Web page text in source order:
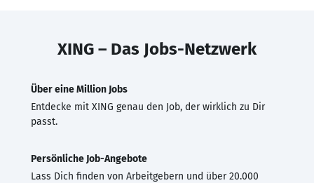
XING – Das Jobs-Netzwerk
Über eine Million Jobs
Entdecke mit XING genau den Job, der wirklich zu Dir
passt.
Persönliche Job-Angebote
Lass Dich finden von Arbeitgebern und über 20.000